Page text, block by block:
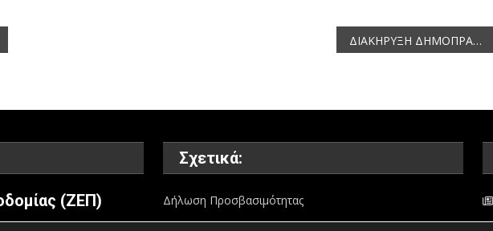
ΔΙΑΚΗΡΥΞΗ ΔΗΜΟΠΡΑΣΙΑΣ-Για την παραχώρηση κατά χρήση ακινήτου έκτασης 6.113,05 τ.μ. στο αγρόκτημα Λιθιάς, νομού Καστοριάς για αναπτυξιακούς σκοπούς
(ΖΕΠ)
Σχετικά:
Δήλωση Προσβασιμότητας